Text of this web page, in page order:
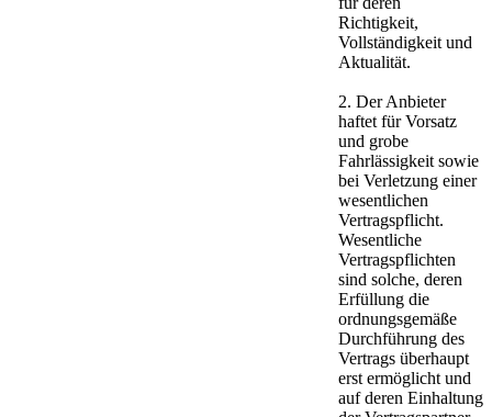
Richtigkeit,
Vollständigkeit und
Aktualität.
2. Der Anbieter
haftet für Vorsatz
und grobe
Fahrlässigkeit sowie
bei Verletzung einer
wesentlichen
Vertragspflicht.
Wesentliche
Vertragspflichten
sind solche, deren
Erfüllung die
ordnungsgemäße
Durchführung des
Vertrags überhaupt
erst ermöglicht und
auf deren Einhaltung